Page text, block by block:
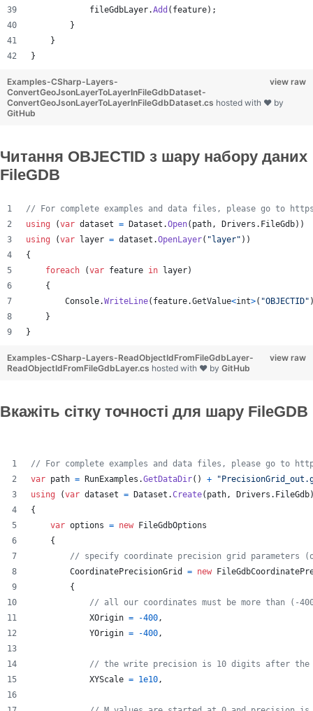
fileGdbLayer.Add ( feature) ;
}
}
}
view raw
Examples-CSharp-Layers-
ConvertGeoJsonLayerToLayerInFileGdbDataset-
ConvertGeoJsonLayerToLayerInFileGdbDataset.cs hosted with ❤ by
GitHub
Читання OBJECTID з шару набору даних
FileGDB
// For complete examples and data files, please go to
using
(var dataset = Dataset .Open( path , Drivers . FileGdb) )
using
(var layer = dataset .OpenLayer( "layer" ) )
{
foreach
(var feature in layer)
{
Console.WriteLine( feature.GetValue<int>( "OBJECTID"
}
}
view raw
Examples-CSharp-Layers-ReadObjectIdFromFileGdbLayer-
ReadObjectIdFromFileGdbLayer.cs hosted with ❤ by GitHub
Вкажіть сітку точності для шару FileGDB
// For complete examples and data files, please go to
var path = RunExamples .GetDataDir( ) +
using
(var dataset = Dataset .Create( path, Drivers . FileGdb
{
var options = new FileGdbOptions
{
// specify coordinate precision grid parameters
CoordinatePrecisionGrid
= new
{
// all our coordinates must be more than (-
XOrigin = -400,
YOrigin = -400,
// the write precision is 10 digits after the
XYScale = 1e10,